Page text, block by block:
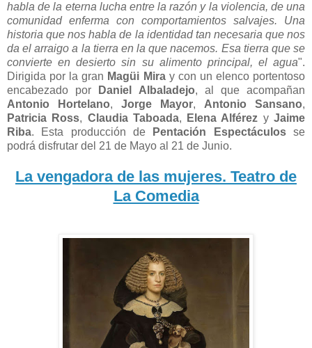
habla de la eterna lucha entre la razón y la violencia, de una
comunidad enferma con comportamientos salvajes. Una
historia que nos habla de la identidad tan necesaria que nos
da el arraigo a la tierra en la que nacemos. Esa tierra que se
convierte en desierto sin su alimento principal, el agua".
Dirigida por la gran Magüi Miray con un elenco portentoso
encabezado por
Daniel Albaladejo, al que acompañan
Antonio Hortelano, Jorge Mayor, Antonio Sansano,
Patricia Ross, Claudia Taboada, Elena Alférez yJaime
Riba. Esta producción de Pentación Espectáculosse
podrá disfrutar del 21 de Mayo al 21 de Junio.
La vengadora de las mujeres. Teatro de
La Comedia